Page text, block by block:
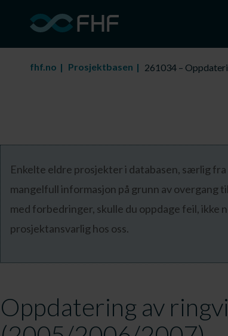
fhf.no Prosjektbasen 261034 –
Enkelte eldre prosjekter i databasen, særlig
mangelfull informasjon på grunn av
med forbedringer, skulle du oppdage feil, ikke
prosjektansvarlig hos oss.
Oppdatering av